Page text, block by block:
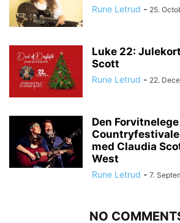
Rune Letrud - 25.
Luke 22:
Scott
Rune Letrud - 22.
Den Forvitnelege
med Claudia
West
Rune Letrud - 7.
NO